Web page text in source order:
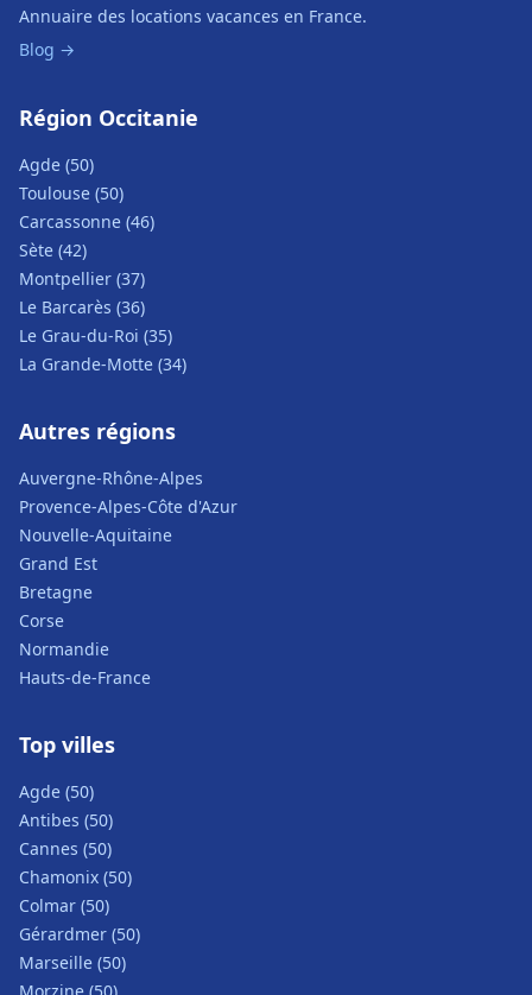
Annuaire des locations vacances en France.
Blog →
Région Occitanie
Agde (50)
Toulouse (50)
Carcassonne (46)
Sète (42)
Montpellier (37)
Le Barcarès (36)
Le Grau-du-Roi (35)
La Grande-Motte (34)
Autres régions
Auvergne-Rhône-Alpes
Provence-Alpes-Côte d'Azur
Nouvelle-Aquitaine
Grand Est
Bretagne
Corse
Normandie
Hauts-de-France
Top villes
Agde (50)
Antibes (50)
Cannes (50)
Chamonix (50)
Colmar (50)
Gérardmer (50)
Marseille (50)